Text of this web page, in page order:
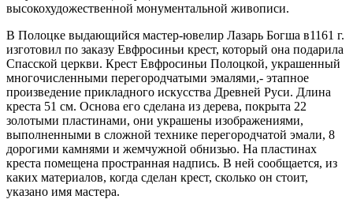
высокохудожественной монументальной живописи.
В Полоцке выдающийся мастер-ювелир Лазарь Богша в1161 г.
изготовил по заказу Евфросиньи крест, который она подарила
Спасской церкви. Крест Евфросиньи Полоцкой, украшенный
многочисленными перегородчатыми эмалями,- этапное
произведение прикладного искусства Древней Руси. Длина
креста 51 см. Основа его сделана из дерева, покрыта 22
золотыми пластинами, они украшены изображениями,
выполненными в сложной технике перегородчатой эмали, 8
дорогими камнями и жемчужной обнизью. На пластинах
креста помещена пространная надпись. В ней сообщается, из
каких материалов, когда сделан крест, сколько он стоит,
указано имя мастера.